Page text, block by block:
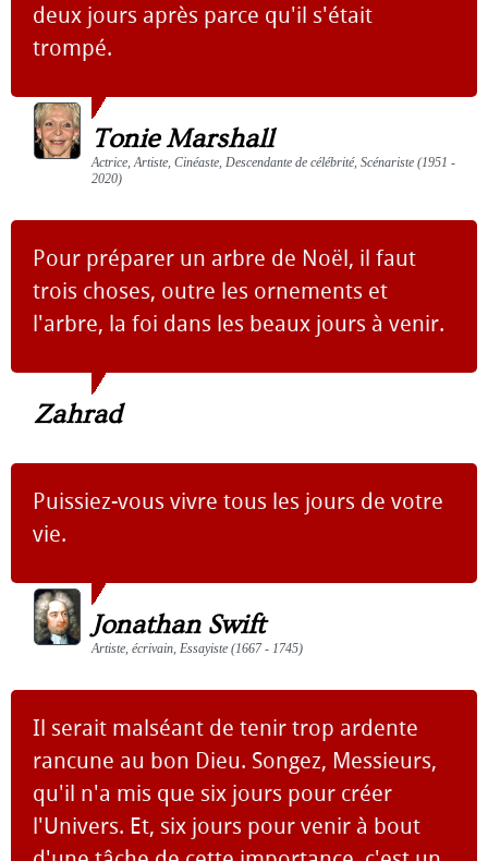
deux jours après parce qu'il s'était
trompé.
Tonie Marshall
Actrice, Artiste, Cinéaste, Descendante de célébrité, Scénariste (1951 -
2020)
Pour préparer un arbre de Noël, il faut
trois choses, outre les ornements et
l'arbre, la foi dans les beaux jours à venir.
Zahrad
Puissiez-vous vivre tous les jours de votre
vie.
Jonathan Swift
Artiste, écrivain, Essayiste (1667 - 1745)
Il serait malséant de tenir trop ardente
rancune au bon Dieu. Songez, Messieurs,
qu'il n'a mis que six jours pour créer
l'Univers. Et, six jours pour venir à bout